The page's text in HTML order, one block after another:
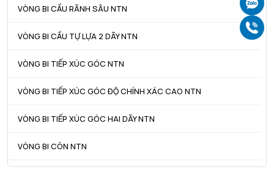
VÒNG BI CẦU RÃNH SÂU NTN
VÒNG BI CẦU TỰ LỰA 2 DÃY NTN
VÒNG BI TIẾP XÚC GÓC NTN
VÒNG BI TIẾP XÚC GÓC ĐỘ CHÍNH XÁC CAO NTN
VÒNG BI TIẾP XÚC GÓC HAI DÃY NTN
VÒNG BI CÔN NTN